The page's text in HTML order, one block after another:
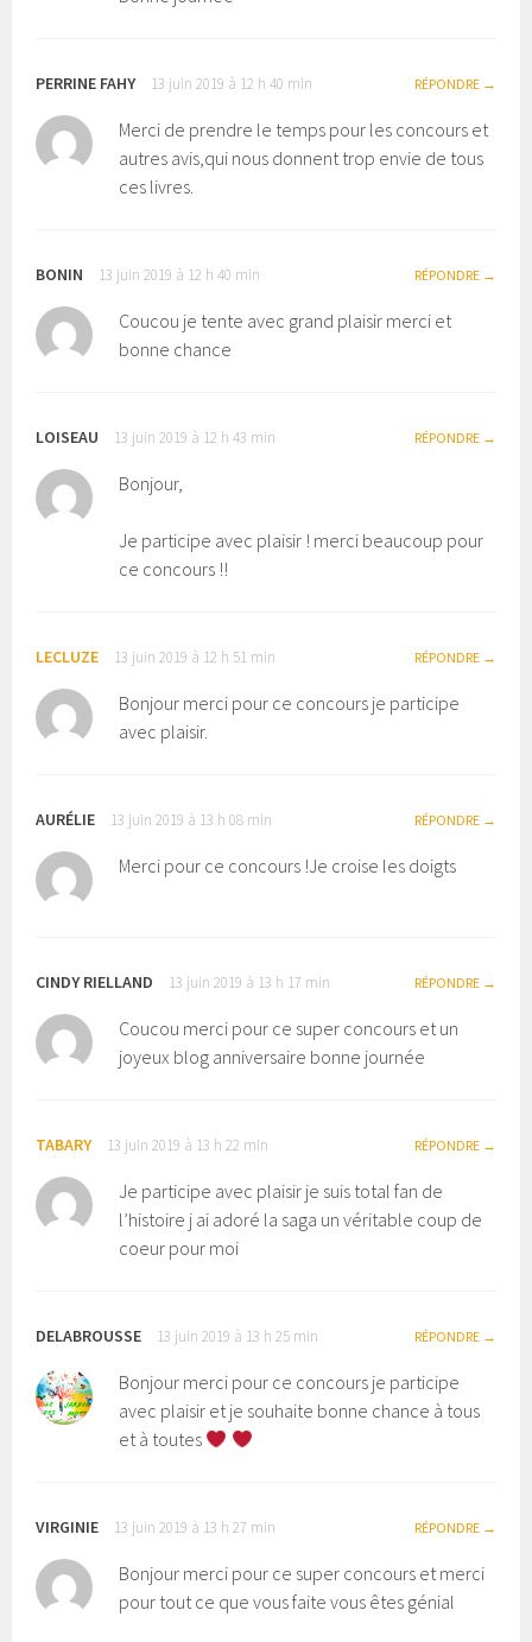
PERRINE FAHY 13 juin 2019 à 12 h 40 min RÉPONDRE
Merci de prendre le temps pour les concours et
autres avis,qui nous donnent trop envie de tous
ces livres.
BONIN 13 juin 2019 à 12 h 40 min RÉPONDRE
Coucou je tente avec grand plaisir merci et
bonne chance
LOISEAU 13 juin 2019 à 12 h 43 min RÉPONDRE
Bonjour,
Je participe avec plaisir ! merci beaucoup pour
ce concours !!
LECLUZE 13 juin 2019 à 12 h 51 min RÉPONDRE
Bonjour merci pour ce concours je participe
avec plaisir.
AURÉLIE 13 juin 2019 à 13 h 08 min RÉPONDRE
Merci pour ce concours !Je croise les doigts
CINDY RIELLAND 13 juin 2019 à 13 h 17 min RÉPONDRE
Coucou merci pour ce super concours et un
joyeux blog anniversaire bonne journée
TABARY 13 juin 2019 à 13 h 22 min RÉPONDRE
Je participe avec plaisir je suis total fan de
l’histoire j ai adoré la saga un véritable coup de
coeur pour moi
DELABROUSSE 13 juin 2019 à 13 h 25 min RÉPONDRE
Bonjour merci pour ce concours je participe
avec plaisir et je souhaite bonne chance à tous
et à toutes
VIRGINIE 13 juin 2019 à 13 h 27 min RÉPONDRE
Bonjour merci pour ce super concours et merci
pour tout ce que vous faite vous êtes génial